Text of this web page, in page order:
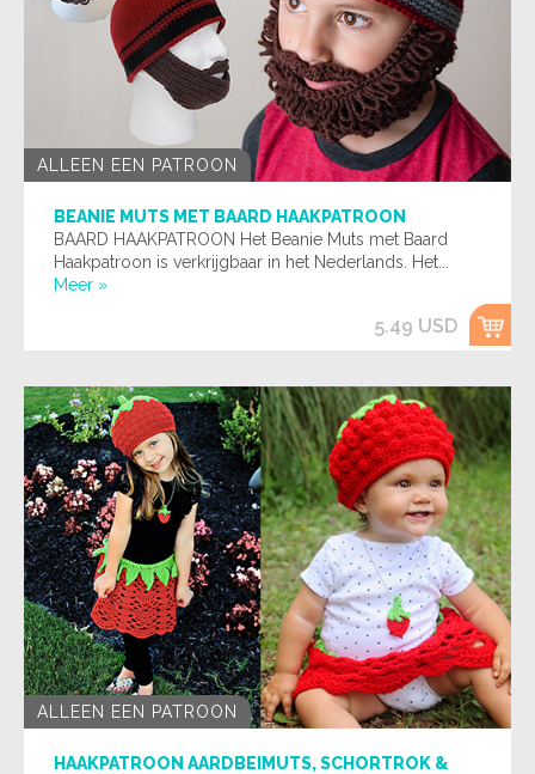
ALLEEN EEN PATROON
BEANIE MUTS MET BAARD HAAKPATROON
BAARD HAAKPATROON Het Beanie Muts met Baard
Haakpatroon is verkrijgbaar in het Nederlands. Het...
Meer »
5.49 USD
ALLEEN EEN PATROON
HAAKPATROON AARDBEIMUTS, SCHORTROK &